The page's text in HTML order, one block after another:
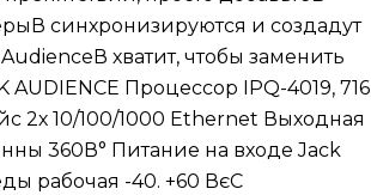
В, синхронизируются и создадут
хватит, чтобы заменить
Процессор IPQ-4019, 716
2х 10/100/1000 Ethernet Выходная
360В° Питание на входе Jack
рабочая -40. +60 ВєС